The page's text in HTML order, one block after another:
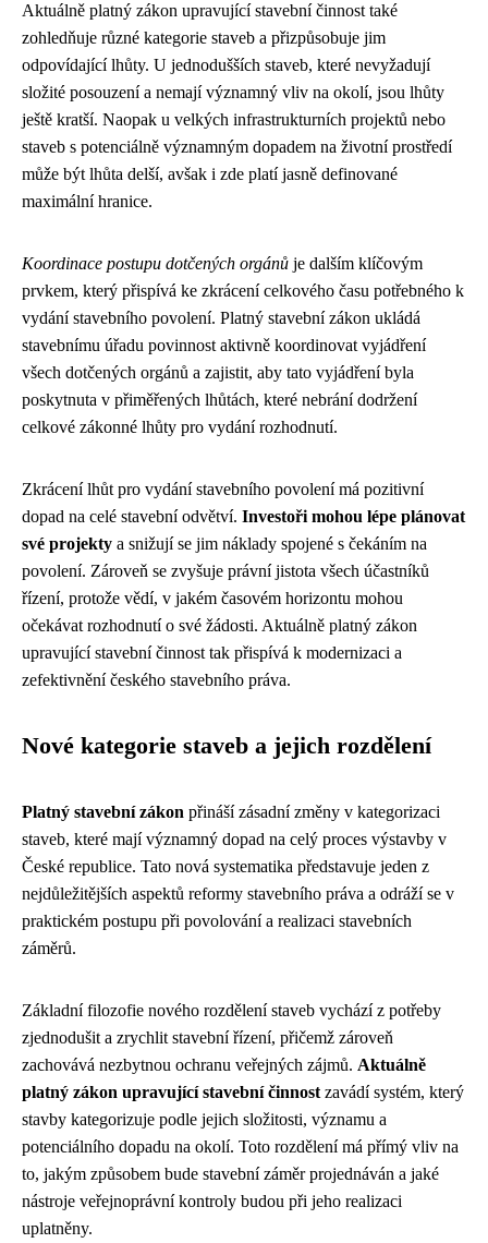
Aktuálně platný zákon upravující stavební činnost také
zohledňuje různé kategorie staveb a přizpůsobuje jim
odpovídající lhůty. U jednodušších staveb, které nevyžadují
složité posouzení a nemají významný vliv na okolí, jsou lhůty
ještě kratší. Naopak u velkých infrastrukturních projektů nebo
staveb s potenciálně významným dopadem na životní prostředí
může být lhůta delší, avšak i zde platí jasně definované
maximální hranice.
Koordinace postupu dotčených orgánů je dalším klíčovým
prvkem, který přispívá ke zkrácení celkového času potřebného k
vydání stavebního povolení. Platný stavební zákon ukládá
stavebnímu úřadu povinnost aktivně koordinovat vyjádření
všech dotčených orgánů a zajistit, aby tato vyjádření byla
poskytnuta v přiměřených lhůtách, které nebrání dodržení
celkové zákonné lhůty pro vydání rozhodnutí.
Zkrácení lhůt pro vydání stavebního povolení má pozitivní
dopad na celé stavební odvětví. Investoři mohou lépe plánovat
své projekty a snižují se jim náklady spojené s čekáním na
povolení. Zároveň se zvyšuje právní jistota všech účastníků
řízení, protože vědí, v jakém časovém horizontu mohou
očekávat rozhodnutí o své žádosti. Aktuálně platný zákon
upravující stavební činnost tak přispívá k modernizaci a
zefektivnění českého stavebního práva.
Nové kategorie staveb a jejich rozdělení
Platný stavební zákon přináší zásadní změny v kategorizaci
staveb, které mají významný dopad na celý proces výstavby v
České republice. Tato nová systematika představuje jeden z
nejdůležitějších aspektů reformy stavebního práva a odráží se v
praktickém postupu při povolování a realizaci stavebních
záměrů.
Základní filozofie nového rozdělení staveb vychází z potřeby
zjednodušit a zrychlit stavební řízení, přičemž zároveň
zachovává nezbytnou ochranu veřejných zájmů. Aktuálně
platný zákon upravující stavební činnost zavádí systém, který
stavby kategorizuje podle jejich složitosti, významu a
potenciálního dopadu na okolí. Toto rozdělení má přímý vliv na
to, jakým způsobem bude stavební záměr projednáván a jaké
nástroje veřejnoprávní kontroly budou při jeho realizaci
uplatněny.